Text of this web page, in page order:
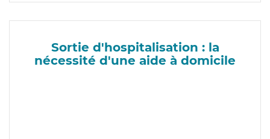
Sortie d'hospitalisation : la
nécessité d'une aide à domicile